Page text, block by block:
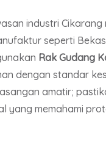
industri Cikarang
seperti
Rak Gudang
dengan standar
amatir;
yang memahami